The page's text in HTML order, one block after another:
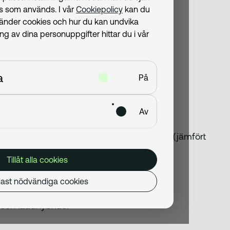
på en tjänstebil är:
till 2,55 % från 30 november 2025 (jämfört
till 59 200 kr för 2026 (från 58 800 kr)
som används. I vår Cookiepolicy kan du
cookies och hur du kan undvika
av dina personuppgifter hittar du i vår
På
Av
Tillåt alla cookies
nödvändiga cookies